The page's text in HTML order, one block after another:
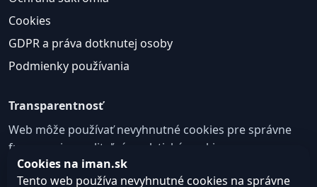
Cookies
GDPR a práva dotknutej osoby
Podmienky používania
Transparentnosť
Web môže používať nevyhnutné cookies pre správne
fungovanie a voliteľné analytické cookies na
zlepšovanie obsahu a používateľskej skúsenosti.
Cookies na iman.sk
Tento web používa nevyhnutné cookies na správne